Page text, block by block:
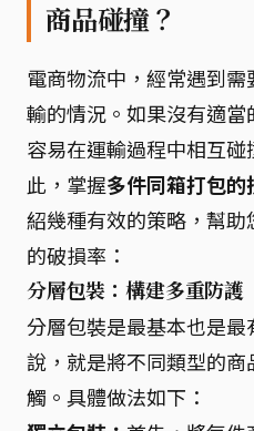
商品碰撞？
電商物流中，經常遇到
輸的情況。如果沒有適
容易在運輸過程中相互
此，掌握多件同箱打包的
紹幾種有效的策略，幫
的破損率：
分層包裝：構建多重防護
分層包裝是最基本也是
說，就是將不同類型的
觸。具體做法如下：